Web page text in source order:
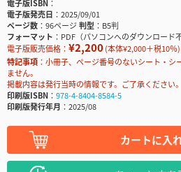
電子版ISBN
電子版発売日
2025/09/01
ページ数
96ページ判型
B5判
フォーマット
PDF（パソコンへのダウンロード不
電子版販売価格： ¥2,200(本体¥2,000＋税10％)
特記事項
小冊子、ページ番号のないシート・シ
ません。
掲載内容は発行当時の情報です。ご了承ください。
印刷版ISBN
978-4-8404-8584-5
印刷版発行年月
2025/08
カートに入